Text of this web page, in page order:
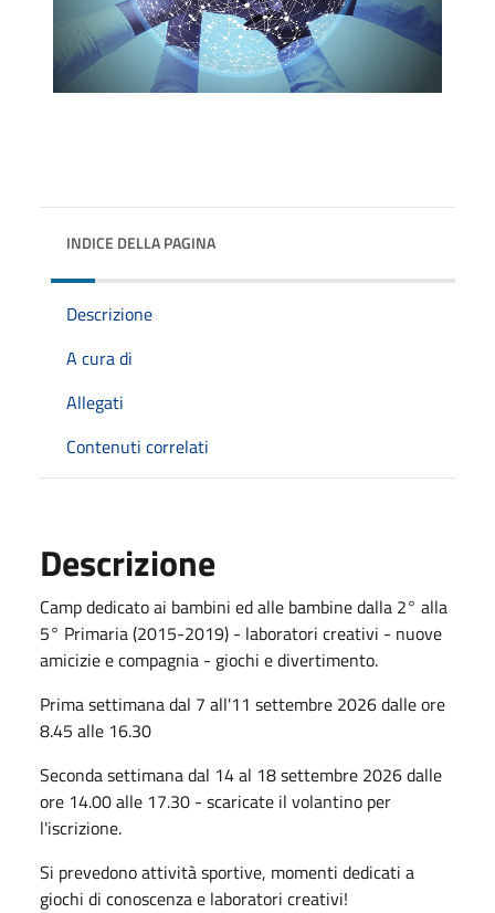
INDICE DELLA PAGINA
Descrizione
A cura di
Allegati
Contenuti correlati
Descrizione
Camp dedicato ai bambini ed alle bambine dalla 2° alla
5° Primaria (2015-2019) - laboratori creativi - nuove
amicizie e compagnia - giochi e divertimento.
Prima settimana dal 7 all'11 settembre 2026 dalle ore
8.45 alle 16.30
Seconda settimana dal 14 al 18 settembre 2026 dalle
ore 14.00 alle 17.30 - scaricate il volantino per
l'iscrizione.
Si prevedono attività sportive, momenti dedicati a
giochi di conoscenza e laboratori creativi!